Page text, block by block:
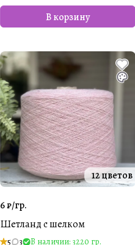
В корзину
12 цветов
6 ₽/гр.
Шетланд с шелком
5 3
В наличии: 3220 гр.